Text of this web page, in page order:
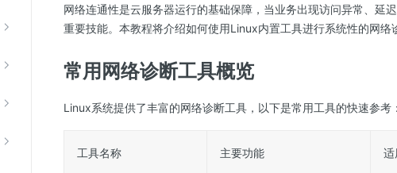
网络连通性是云服务器运行的基础保障，当业务出现访问异常、延
重要技能。本教程将介绍如何使用Linux内置工具进行系统性的网络
常用网络诊断工具概览
Linux系统提供了丰富的网络诊断工具，以下是常用工具的快速参考：
工具名称 主要功能 适